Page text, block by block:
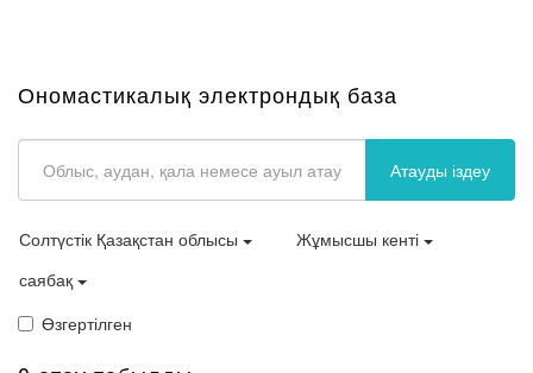
Ономастикалық электрондық база
Атауды іздеу
Солтүстік Қазақстан облысы
Жұмысшы кенті
саябақ
Өзгертілген